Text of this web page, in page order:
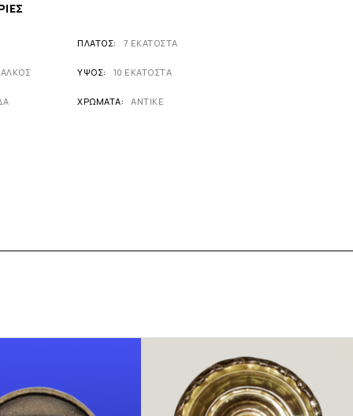
ΠΛΆΤΟΣ 7 ΕΚΑΤΟΣΤΑ
ΎΨΟΣ 10 ΕΚΑΤΟΣΤΑ
ΧΡΏΜΑΤΑ ΑΝΤΙΚΕ